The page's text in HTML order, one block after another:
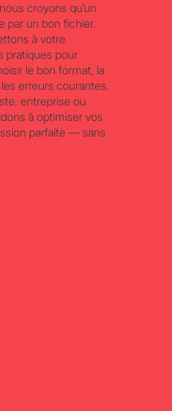
croyons qu’un
par un bon fichier.
à votre
pratiques pour
le bon format, la
erreurs courantes.
entreprise ou
à optimiser vos
parfaite — sans